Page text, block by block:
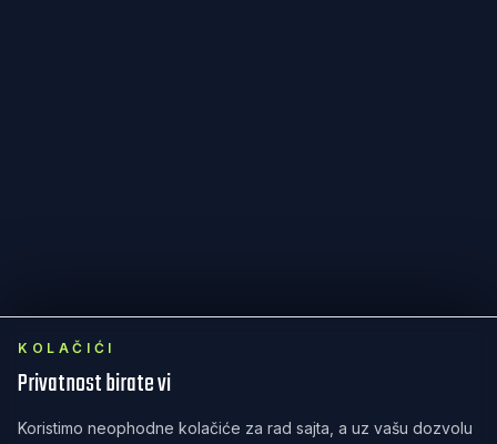
KOLAČIĆI
Privatnost birate vi
Koristimo neophodne kolačiće za rad sajta, a uz vašu dozvolu